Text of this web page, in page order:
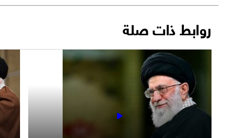
روابط ذات صلة